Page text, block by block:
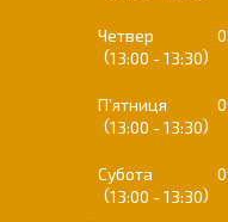
Четвер
13:00
13:30
Пʼятниця
13:00
13:30
Субота
13:00
13:30